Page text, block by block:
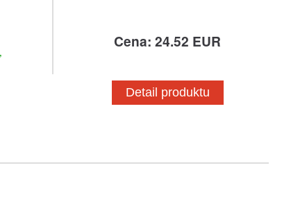
Cena: 24.52 EUR
Detail produktu